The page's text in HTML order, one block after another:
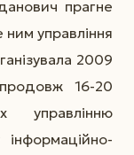
прагне
управління
2009
16-20
управлінню